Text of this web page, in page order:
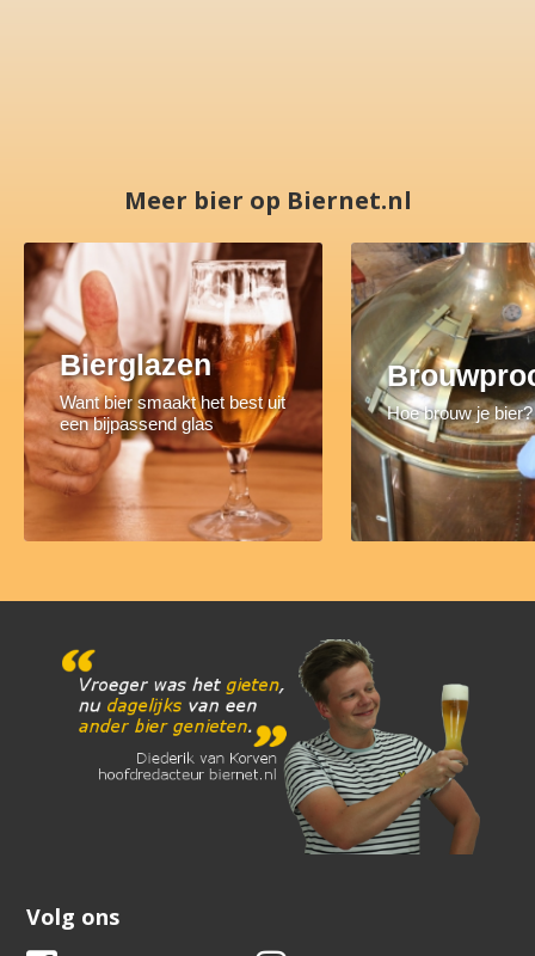
Meer bier op Biernet.nl
Bierglazen
Want bier smaakt het best uit
een bijpassend glas
Hoe brouw je bier?
Volg ons